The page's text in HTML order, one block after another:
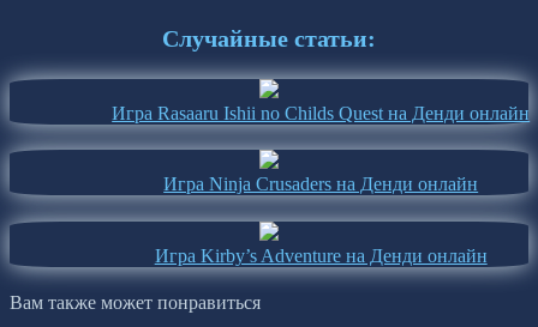
Случайные статьи:
Игра Rasaaru Ishii no Childs Quest на Денди онлайн
Игра Ninja Crusaders на Денди онлайн
Игра Kirby’s Adventure на Денди онлайн
Вам также может понравиться